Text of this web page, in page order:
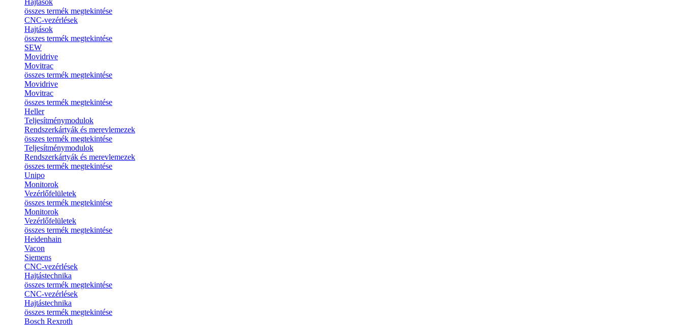
Hajtások
összes termék megtekintése
CNC-vezérlések
Hajtások
összes termék megtekintése
SEW
Movidrive
Movitrac
összes termék megtekintése
Movidrive
Movitrac
összes termék megtekintése
Heller
Teljesítménymodulok
Rendszerkártyák és merevlemezek
összes termék megtekintése
Teljesítménymodulok
Rendszerkártyák és merevlemezek
összes termék megtekintése
Unipo
Monitorok
Vezérlőfelületek
összes termék megtekintése
Monitorok
Vezérlőfelületek
összes termék megtekintése
Heidenhain
Vacon
Siemens
CNC-vezérlések
Hajtástechnika
összes termék megtekintése
CNC-vezérlések
Hajtástechnika
összes termék megtekintése
Bosch Rexroth